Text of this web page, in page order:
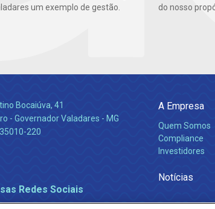
um exemplo de gestão.
do nosso
Bocaiúva, 41
- Governador Valadares - MG
220
Redes Sociais
A Empresa
Quem Somos
Compliance
Investidores
Notícias